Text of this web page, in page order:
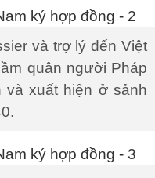
và trợ lý đến Việt
quân người Pháp
và xuất hiện ở sảnh